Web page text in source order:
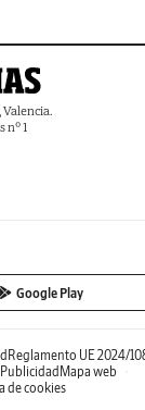
nº 1
Google Play
Reglamento UE 2024/
Publicidad Mapa web
de cookies